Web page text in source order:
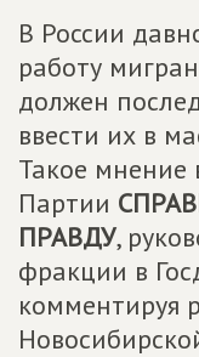
В России
работу
должен
ввести их в
Такое мнение
Партии
ПРАВДУ,
фракции в
комментируя